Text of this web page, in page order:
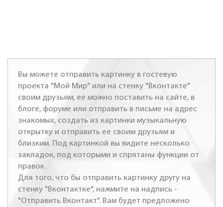
Вы можете отправить картинку в гостевую
проекта "Мой Мир" или на стенку "Вконтакте"
своим друзьям, ее можно поставить на сайте, в
блоге, форуме или отправить в письме на адрес
знакомых, создать из картинки музыкальную
открытку и отправить ее своим друзьям и
близким. Под картинкой вы видите несколько
закладок, под которыми и спрятаны функции от
правок.
Для того, что бы отправить картинку другу на
стенку "Вконтактке", нажмите на надпись -
"Отправить Вконтакт". Вам будет предложено